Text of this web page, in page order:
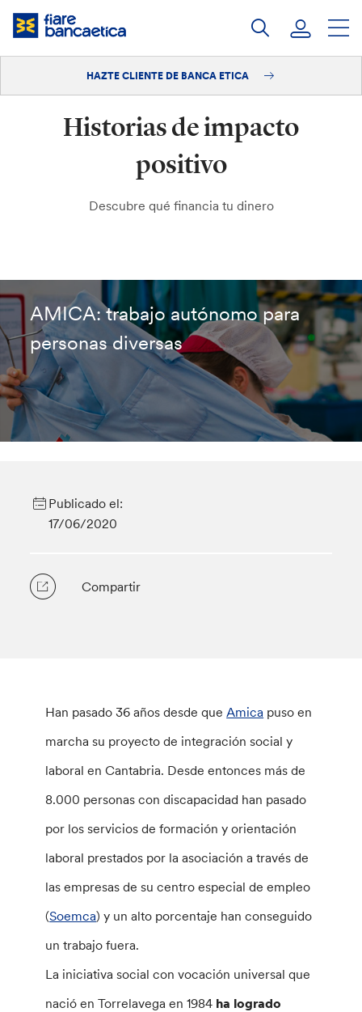
Saltar
Hazte cliente
HAZTE CLIENTE DE BANCA ETICA
Historias de impacto
positivo
Descubre qué financia tu dinero
AMICA: trabajo autónomo para
personas diversas
Publicado el:
17/06/2020
Compartir
Han pasado 36 años desde queAmica puso en
marcha su proyecto de integración social y
laboral en Cantabria. Desde entonces más de
8.000 personas con discapacidad han pasado
por los servicios de formación y orientación
laboral prestados por la asociación a través de
las empresas de su centro especial de empleo
(Soemca) y un alto porcentaje han conseguido
un trabajo fuera.
La iniciativa social con vocación universal que
nació en Torrelavega en 1984 ha logrado